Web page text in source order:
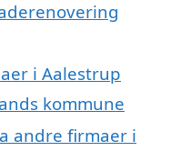
i Aalestrup
kommune
andre firmaer i